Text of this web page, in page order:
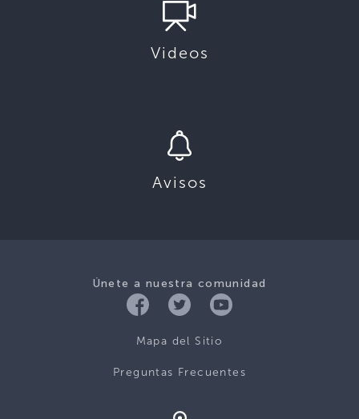
Videos
Avisos
Únete a nuestra comunidad
Mapa del Sitio
Preguntas Frecuentes